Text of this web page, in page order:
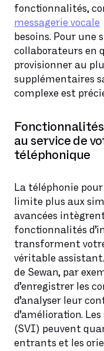
fonctionnalités,
messagerie vocale
besoins. Pour une
collaborateurs en
provisionner au
supplémentaires
complexe est
au service de
téléphonique
La téléphonie
limite plus aux
avancées
fonctionnalités
transforment
véritable
de Sewan, par
d’enregistrer les
d’analyser leur
d’amélioration.
(SVI) peuvent
entrants et les